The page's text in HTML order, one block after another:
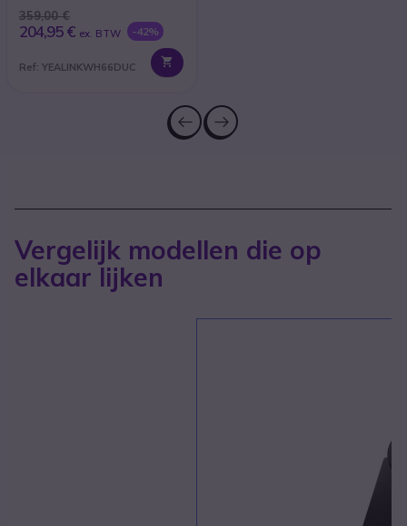
359,00 €
204,95 € ex. BTW -42%
Ref: YEALINKWH66DUC
Vergelijk modellen die op
elkaar lijken